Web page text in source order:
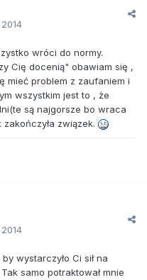
wróci do normy.
Cię docenią" obawiam się ,
mieć problem z zaufaniem i
wszystkim jest to , że
są najgorsze bo wraca
związek.
wystarczyło Ci sił na
samo potraktował mnie